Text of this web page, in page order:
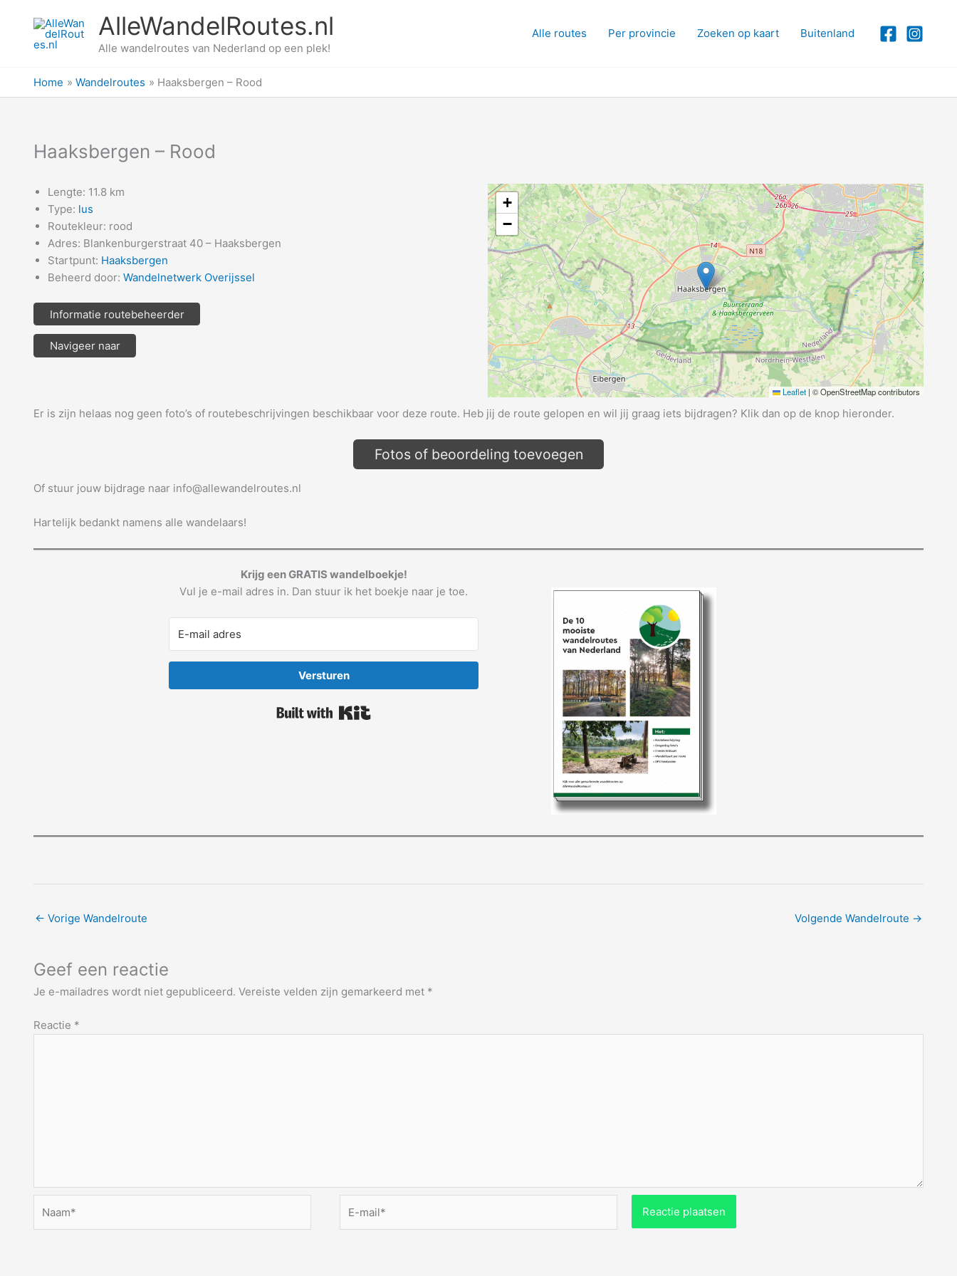
AlleWandelRoutes.nl
Alle wandelroutes van Nederland op een plek!
Alle routes Per provincie Zoeken op kaart Buitenland
Home Wandelroutes Haaksbergen – Rood
Haaksbergen – Rood
Lengte: 11.8 km
Type: lus
Routekleur: rood
Adres: Blankenburgerstraat 40 – Haaksbergen
Startpunt: Haaksbergen
Beheerd door: Wandelnetwerk Overijssel
Informatie routebeheerder
Navigeer naar
+
−
Leaflet | © OpenStreetMap contributors
Er is zijn helaas nog geen foto’s of routebeschrijvingen beschikbaar voor deze route. Heb jij de route gelopen en wil jij graag iets bijdragen? Klik dan op de knop hieronder.
Fotos of beoordeling toevoegen
Of stuur jouw bijdrage naar info@allewandelroutes.nl
Hartelijk bedankt namens alle wandelaars!
Krijg een GRATIS wandelboekje!
Vul je e-mail adres in. Dan stuur ik het boekje naar je toe.
Versturen
← Vorige Wandelroute Volgende Wandelroute →
Geef een reactie
Je e-mailadres wordt niet gepubliceerd. Vereiste velden zijn gemarkeerd met *
Reactie *
mail*